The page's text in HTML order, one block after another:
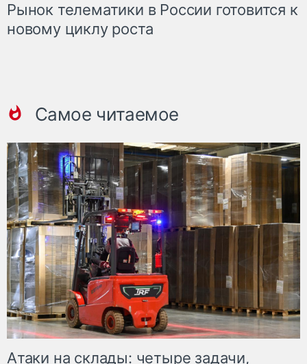
Рынок телематики в России готовится к
новому циклу роста
Самое читаемое
Атаки на склады: четыре задачи,